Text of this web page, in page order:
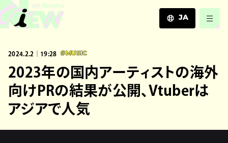
JA
ZH
2024.2.2｜19:28 #MUSIC
2023年の国内アーティストの海外
向けPRの結果が公開、Vtuberは
アジアで人気